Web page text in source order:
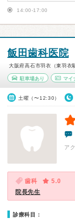
14:00-17:00
飯田歯科医院
大阪府高石市羽衣（東羽衣
駐車場あり マイ
土曜（〜12:30）
ア
歯科
5.0
院長先生
診療科目：